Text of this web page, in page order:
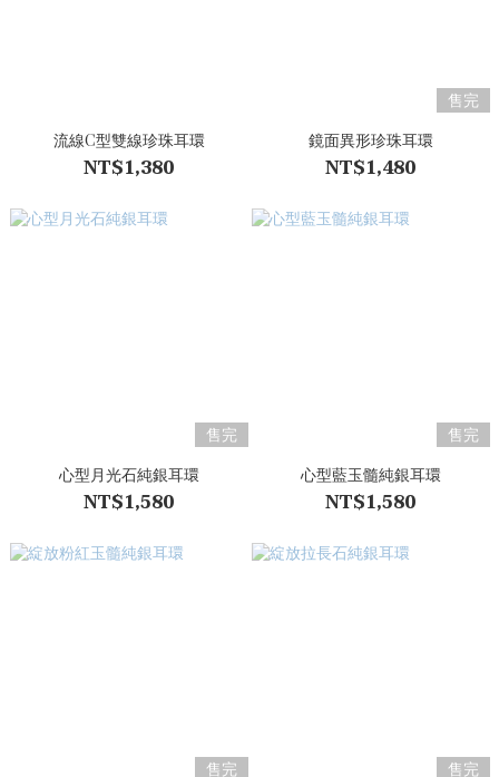
流線C型雙線珍珠耳環
NT$1,380
售完
鏡面異形珍珠耳環
NT$1,480
售完
心型月光石純銀耳環
NT$1,580
售完
心型藍玉髓純銀耳環
NT$1,580
售完 售完